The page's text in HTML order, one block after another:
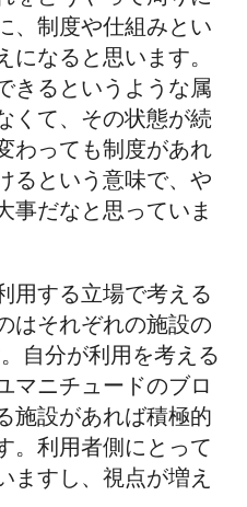
、制度や仕組みとい
になると思います。
きるというような属
くて、その状態が続
わっても制度があれ
るという意味で、や
事だなと思っていま
用する立場で考える
はそれぞれの施設の
自分が利用を考える
マニチュードのブロ
施設があれば積極的
。利用者側にとって
ますし、視点が増え